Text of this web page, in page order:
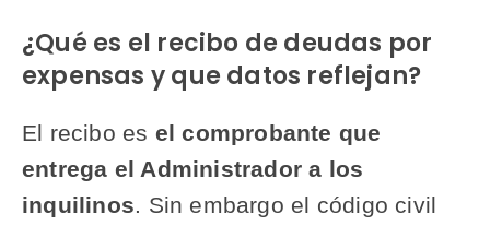
¿Qué es el recibo de deudas por
expensas y que datos reflejan?
El recibo es el comprobante que
entrega el Administrador a los
inquilinos . Sin embargo el código civil